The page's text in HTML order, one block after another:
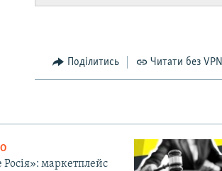
Поділитись Читати без VPN
маркетплейс